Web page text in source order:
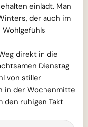
einlädt. Man
der auch im
direkt in die
Dienstag
von stiller
in der Wochenmitte
den ruhigen Takt